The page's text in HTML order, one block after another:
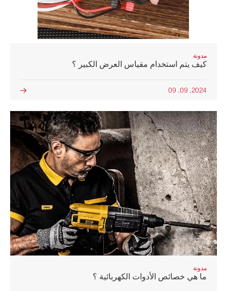
مدونة
كيف يتم استخدام مقياس العرض الكبير ؟
2024. 09. 09

مدونة
ما هي خصائص الأدوات الكهربائية ؟